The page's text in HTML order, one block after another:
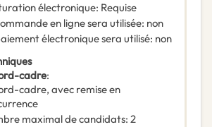
électronique: Requise
en ligne sera utilisée: non
électronique sera utilisé: non
cadre:
cadre, avec remise en
maximal de candidats: 2